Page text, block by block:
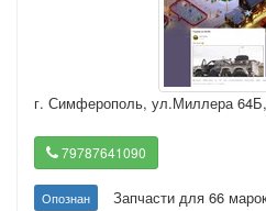
г. Симферополь, ул.Миллера
79787641090
Опознан Запчасти для 66